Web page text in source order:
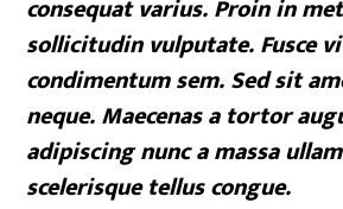
consequat varius. Proin in
sollicitudin vulputate. Fusce
condimentum sem. Sed sit
neque. Maecenas a tortor
adipiscing nunc a massa
scelerisque tellus congue.